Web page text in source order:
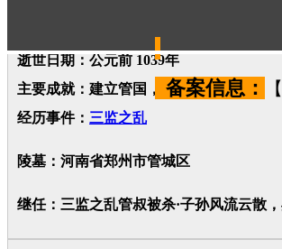
逝世日期：公元前 1039年
主要成就：建立管国，辅佐武庚
经历事件： 三监之乱
陵墓：河南省郑州市管城区
继任：三监之乱管叔被杀·子孙风流云散
备案信息： 【